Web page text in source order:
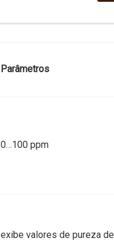
Parâmetros
0…100 ppm
exibe valores de pureza de